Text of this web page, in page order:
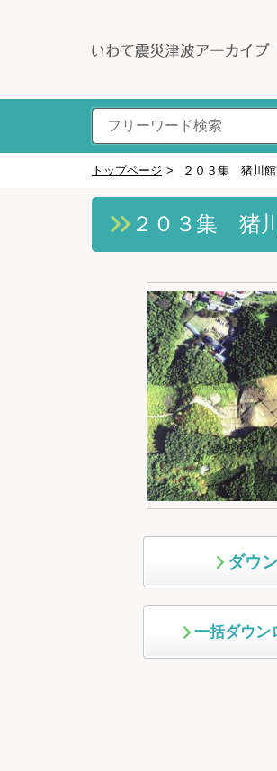
トップページ > ２０３集 猪川館
２０３集 猪
ダウ
一括ダウン